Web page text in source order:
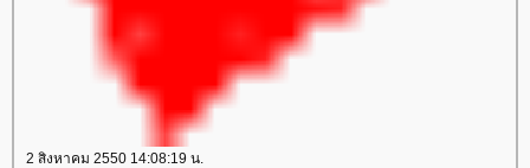
2 สิงหาคม 2550 14:08:19 น.